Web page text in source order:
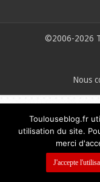
©2006-2026
Nous
Toulouseblog.fr
utilisation du site.
merci
J'accepte